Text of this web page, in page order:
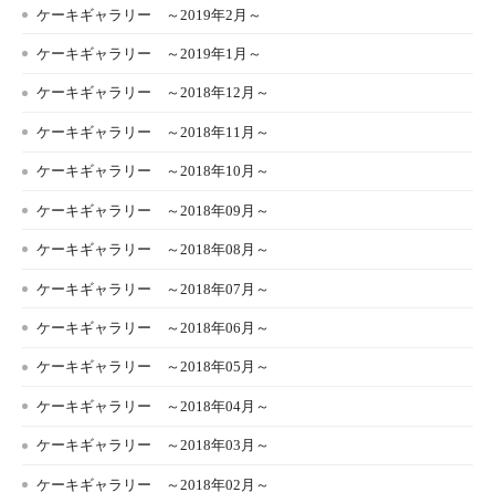
ケーキギャラリー ～2019年2月～
ケーキギャラリー ～2019年1月～
ケーキギャラリー ～2018年12月～
ケーキギャラリー ～2018年11月～
ケーキギャラリー ～2018年10月～
ケーキギャラリー ～2018年09月～
ケーキギャラリー ～2018年08月～
ケーキギャラリー ～2018年07月～
ケーキギャラリー ～2018年06月～
ケーキギャラリー ～2018年05月～
ケーキギャラリー ～2018年04月～
ケーキギャラリー ～2018年03月～
ケーキギャラリー ～2018年02月～